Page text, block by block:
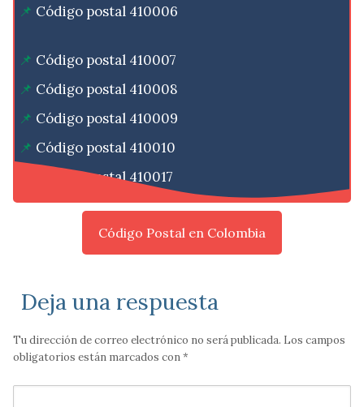
Código postal 410006
Código postal 410007
Código postal 410008
Código postal 410009
Código postal 410010
Código postal 410017
Código Postal en Colombia
Deja una respuesta
Tu dirección de correo electrónico no será publicada. Los campos
obligatorios están marcados con*